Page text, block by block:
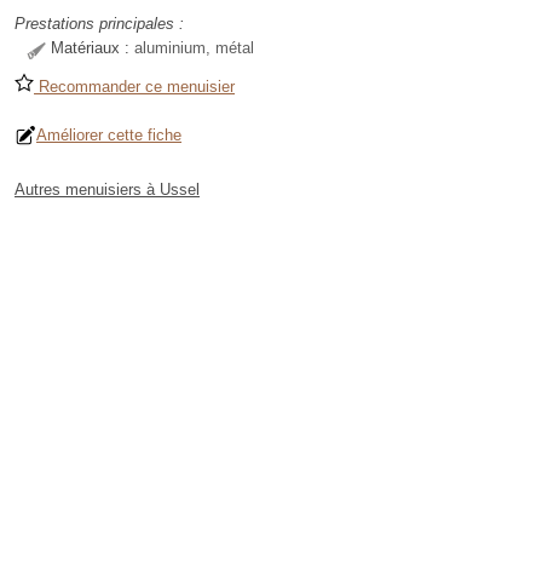
Prestations principales :
Matériaux : aluminium, métal
Recommander ce menuisier
Améliorer cette fiche
Autres menuisiers à Ussel